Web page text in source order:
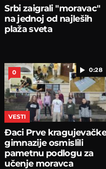
Srbi zaigrali "moravac"
na jednoj od najleših
plaža sveta
0:28
0
VESTI
Đaci Prve
gimnazije osmislili
pametnu podlogu za
učenje moravca